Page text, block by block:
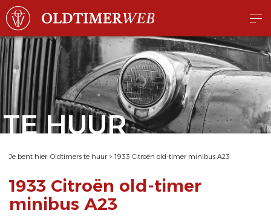
TE HUUR
Je bent hier: Oldtimers te huur > 1933 Citroën old-timer minibus A23
1933 Citroën old-timer
minibus A23